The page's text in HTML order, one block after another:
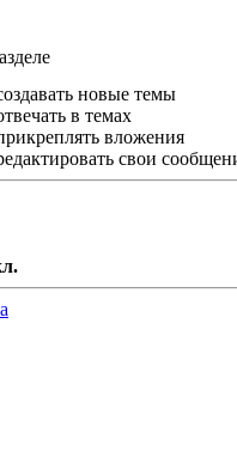
новые темы
в темах
вложения
свои